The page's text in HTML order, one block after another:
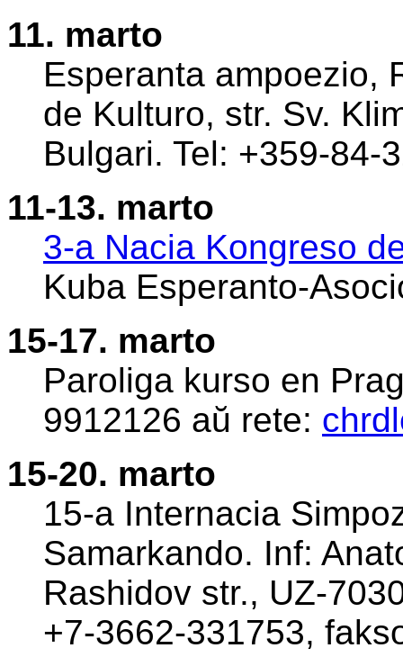
11. marto
Esperanta ampoezio,
de Kulturo, str. Sv.
Bulgari. Tel: +359-84-
11-13. marto
3-a Nacia Kongreso
Kuba Esperanto-
15-17. marto
Paroliga kurso en
9912126 aŭ rete:
15-20. marto
15-a Internacia
Samarkando. Inf:
Rashidov str., UZ-
+7-3662-331753,